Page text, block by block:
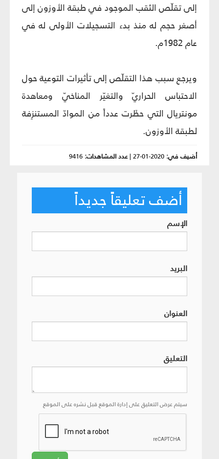
إلى تقلّص الثقب الموجود في طبقة الأوزون إلى
أصغر حجم له منذ بدء التسجيلات الأولى له في
عام 1982م.
ويرجع سبب هذا التقلّص إلى تأثيرات التوعية حول
الاحتباس الحراريّ والتغيّر المناخيّ ومعاهدة
مونتريال التي حظَرت عدداً من الموادّ المستنزِفة
لطبقة الأوزون.
أضيف في: 2020-01-27
|عدد المشاهدات: 9416
أضف تعليقاً جديداً
الإسم
البريد
العنوان
التعليق
سيتم عرض التعليق على إدارة الموقع قبل نشره على الموقع